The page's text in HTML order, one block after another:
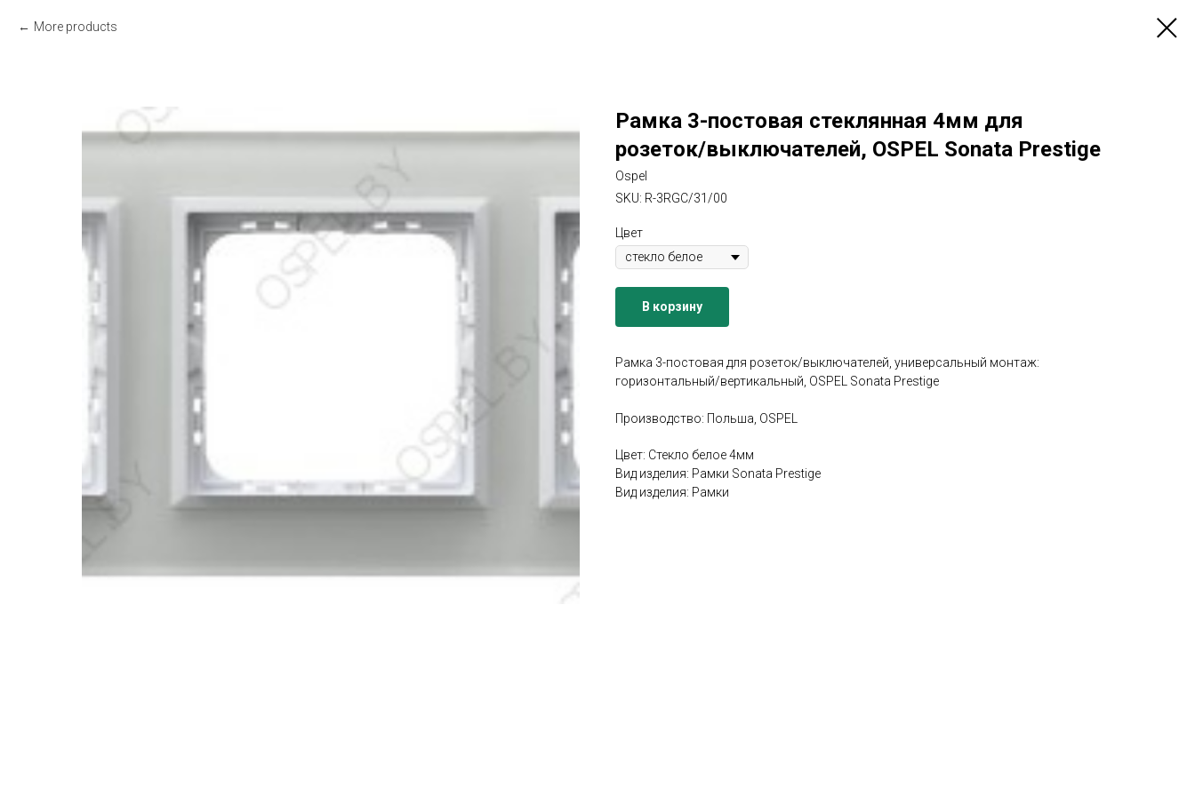
More products
Рамка 3-постовая стеклянная 4мм для
розеток/выключателей, OSPEL Sonata Prestige
Ospel
SKU: R-3RGC/31/00
Цвет
В корзину
Рамка 3-постовая для розеток/выключателей, универсальный монтаж:
горизонтальный/вертикальный, OSPEL Sonata Prestige
Производство: Польша, OSPEL
Цвет: Стекло белое 4мм
Вид изделия: Рамки Sonata Prestige
Вид изделия: Рамки